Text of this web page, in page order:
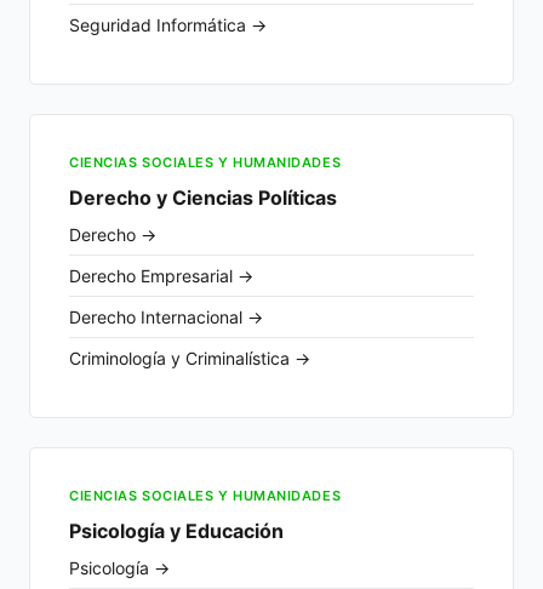
Seguridad Informática →
CIENCIAS SOCIALES Y HUMANIDADES
Derecho y Ciencias Políticas
Derecho →
Derecho Empresarial →
Derecho Internacional →
Criminología y Criminalística →
CIENCIAS SOCIALES Y HUMANIDADES
Psicología y Educación
Psicología →